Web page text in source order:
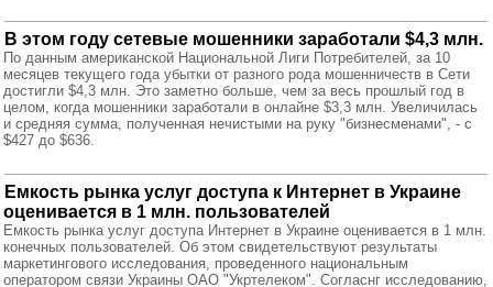
В этом году сетевые мошенники заработали $4,3 млн.
По данным американской Национальной Лиги Потребителей, за 10
месяцев текущего года убытки от разного рода мошенничеств в Сети
достигли $4,3 млн. Это заметно больше, чем за весь прошлый год в
целом, когда мошенники заработали в онлайне $3,3 млн. Увеличилась
и средняя сумма, полученная нечистыми на руку "бизнесменами", - с
$427 до $636.
Емкость рынка услуг доступа к Интернет в Украине
оценивается в 1 млн. пользователей
Емкость рынка услуг доступа Интернет в Украине оценивается в 1 млн.
конечных пользователей. Об этом свидетельствуют результаты
маркетингового исследования, проведенного национальным
оператором связи Украины ОАО "Укртелеком". Согласнг исследованию,